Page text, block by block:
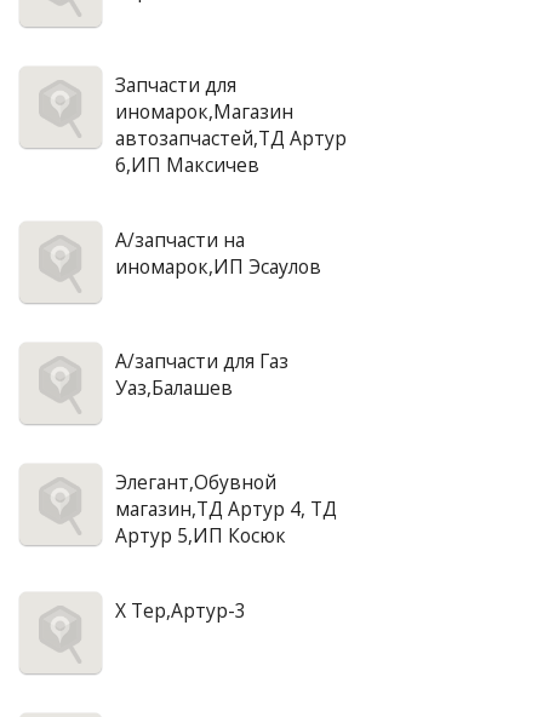
Запчасти для
иномарок,Магазин
автозапчастей,ТД Артур
6,ИП Максичев
А/запчасти на
иномарок,ИП Эсаулов
А/запчасти для Газ
Уаз,Балашев
Элегант,Обувной
магазин,ТД Артур 4, ТД
Артур 5,ИП Косюк
X Tep,Артур-3